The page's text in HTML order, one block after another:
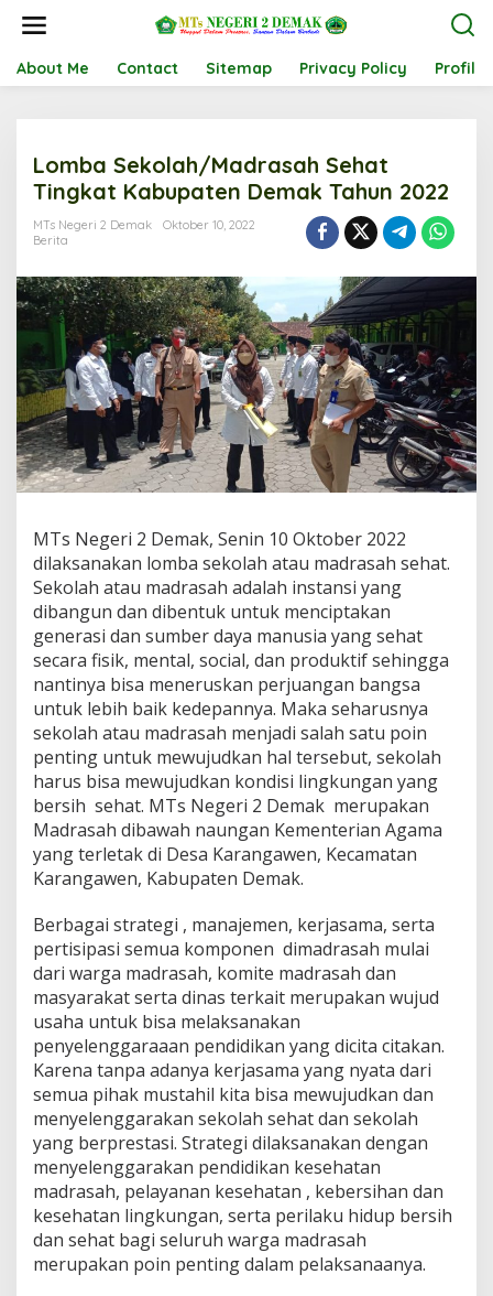
t
About Me Contact Sitemap Privacy Policy Profil
Lomba Sekolah/Madrasah Sehat
Tingkat Kabupaten Demak Tahun 2022
MTs Negeri 2 Demak
Oktober 10, 2022
Berita
MTs Negeri 2 Demak, Senin 10 Oktober 2022
dilaksanakan lomba sekolah atau madrasah sehat.
Sekolah atau madrasah adalah instansi yang
dibangun dan dibentuk untuk menciptakan
generasi dan sumber daya manusia yang sehat
secara fisik, mental, social, dan produktif sehingga
nantinya bisa meneruskan perjuangan bangsa
untuk lebih baik kedepannya. Maka seharusnya
sekolah atau madrasah menjadi salah satu poin
penting untuk mewujudkan hal tersebut, sekolah
harus bisa mewujudkan kondisi lingkungan yang
bersih sehat. MTs Negeri 2 Demak merupakan
Madrasah dibawah naungan Kementerian Agama
yang terletak di Desa Karangawen, Kecamatan
Karangawen, Kabupaten Demak.
Berbagai strategi , manajemen, kerjasama, serta
pertisipasi semua komponen dimadrasah mulai
dari warga madrasah, komite madrasah dan
masyarakat serta dinas terkait merupakan wujud
usaha untuk bisa melaksanakan
penyelenggaraaan pendidikan yang dicita citakan.
Karena tanpa adanya kerjasama yang nyata dari
semua pihak mustahil kita bisa mewujudkan dan
menyelenggarakan sekolah sehat dan sekolah
yang berprestasi. Strategi dilaksanakan dengan
menyelenggarakan pendidikan kesehatan
madrasah, pelayanan kesehatan , kebersihan dan
kesehatan lingkungan, serta perilaku hidup bersih
dan sehat bagi seluruh warga madrasah
merupakan poin penting dalam pelaksanaanya.